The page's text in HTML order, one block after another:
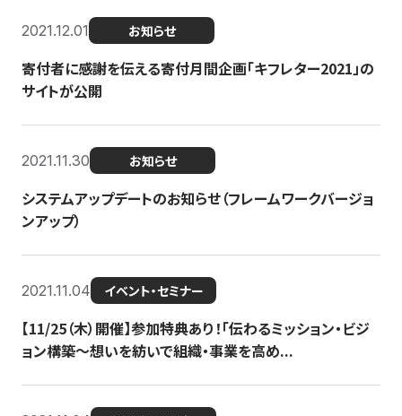
2021.12.01 お知らせ
寄付者に感謝を伝える寄付月間企画「キフレター2021」の
サイトが公開
2021.11.30 お知らせ
システムアップデートのお知らせ（フレームワークバージョ
ンアップ）
2021.11.04 イベント・セミナー
【11/25（木）開催】参加特典あり！「伝わるミッション・ビジ
ョン構築〜想いを紡いで組織・事業を高め...